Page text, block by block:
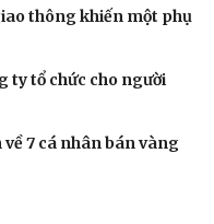
thông khiến một phụ
ty tổ chức cho người
về 7 cá nhân bán vàng